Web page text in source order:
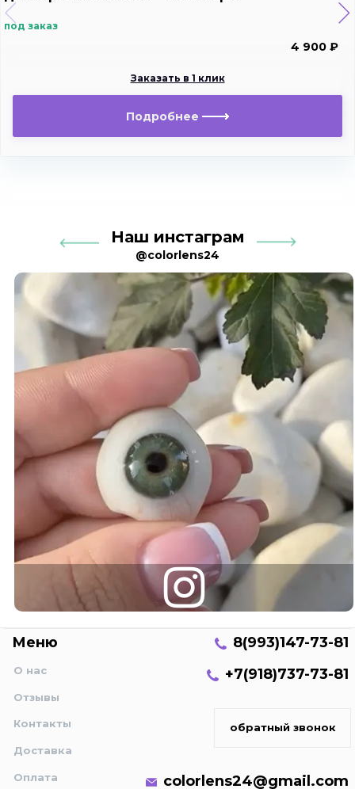
под заказ
4 900 ₽
Заказать в 1 клик
Подробнее
Наш инстаграм
@colorlens24
Меню
О нас
Отзывы
Контакты
Доставка
Оплата
8(993)147-73-81
+7(918)737-73-81
обратный звонок
colorlens24@gmail.com